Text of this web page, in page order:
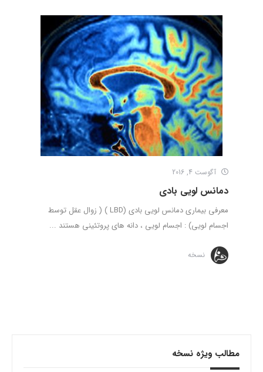
آگوست 4, 2016
دمانس لویی بادی
معرفی بیماری دمانس لویی بادی (LBD ) ( زوال عقل توسط
اجسام لویی) : اجسام لویی ، دانه های پروتئینی هستند ...
نسخه
مطالب ویژه نسخه